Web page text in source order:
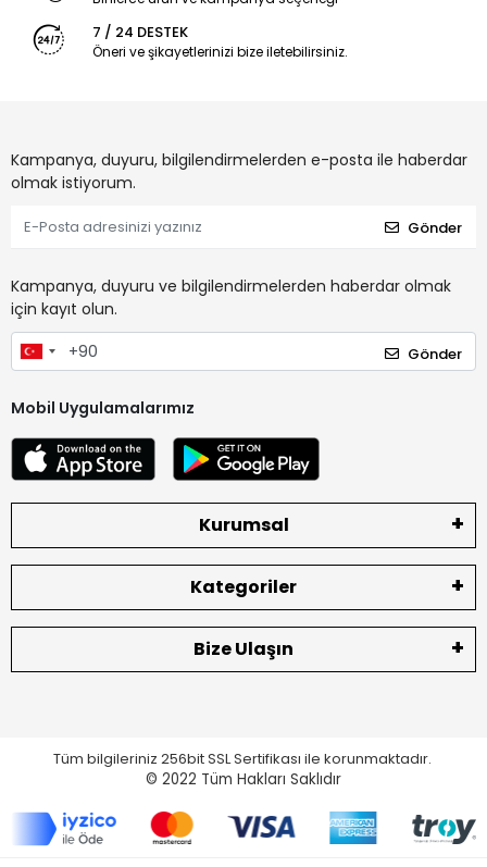
7 / 24 DESTEK
Öneri ve şikayetlerinizi bize iletebilirsiniz.
Kampanya, duyuru, bilgilendirmelerden e-posta ile haberdar
olmak istiyorum.
Gönder
Kampanya, duyuru ve bilgilendirmelerden haberdar olmak
için kayıt olun.
Gönder
Mobil Uygulamalarımız
Kurumsal
Kategoriler
Bize Ulaşın
Tüm bilgileriniz 256bit SSL Sertifikası ile korunmaktadır.
© 2022 Tüm Hakları Saklıdır